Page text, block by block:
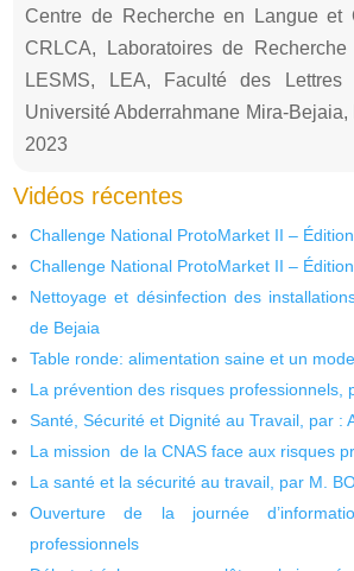
Centre de Recherche en Langue et
CRLCA, Laboratoires de
LESMS, LEA, Faculté des
Université Abderrahmane Mira-
2023
Vidéos récentes
Challenge National ProtoMarket II –
Challenge National ProtoMarket II –
Nettoyage et désinfection des
de Bejaia
Table ronde: alimentation saine et un
La prévention des risques professionnels,
Santé, Sécurité et Dignité au Travail, par :
La mission de la CNAS face aux risques
La santé et la sécurité au travail, par M.
Ouverture de la journée
professionnels